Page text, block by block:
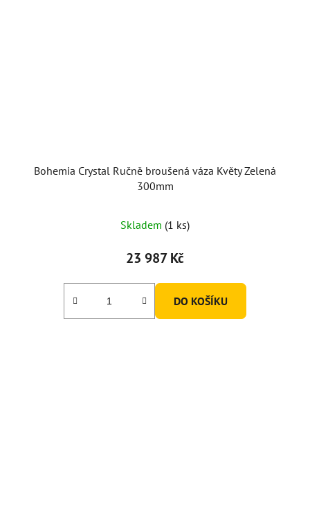
Bohemia Crystal Ručně broušená váza Květy Zelená
300mm
Skladem (1 ks)
23 987 Kč
DO KOŠÍKU